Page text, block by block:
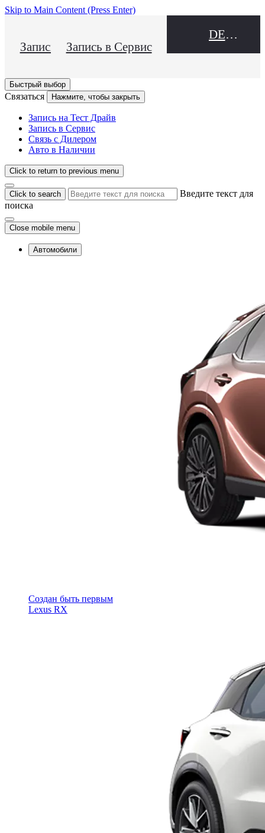
Skip to Main Content (Press Enter)
Запись на Тест Драйв
Запись в Сервис
DEALER NAME
Быстрый выбор
Связаться Нажмите, чтобы закрыть
Запись на Тест Драйв
Запись в Сервис
Связь с Дилером
Авто в Наличии
Click to return to previous menu
Click to search
Введите текст для
поиска
Close mobile menu
Автомобили
Cоздан быть первым
Lexus RX